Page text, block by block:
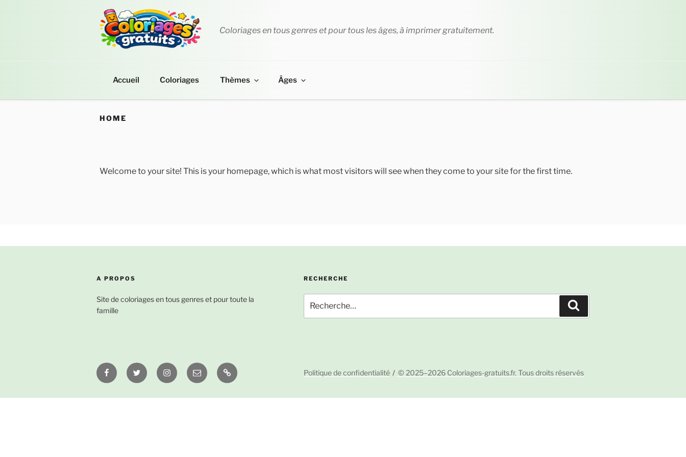
Coloriages en tous genres et pour tous les âges, à imprimer gratuitement.
Accueil Coloriages Thèmes Âges
HOME
Welcome to your site! This is your homepage, which is what most visitors will see when they come to your site for the first time.
A PROPOS
Site de coloriages en tous genres et pour toute la
famille
RECHERCHE
pour
:
FacebookTwitter InstagramEmail
À
propos
Politique de confidentialité © 2025–2026 Coloriages-gratuits.fr. Tous droits réservés